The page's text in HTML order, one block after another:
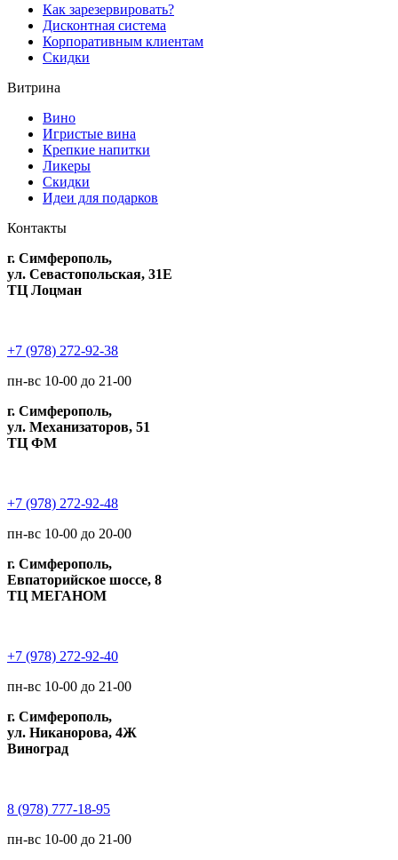
Как зарезервировать?
Дисконтная система
Корпоративным клиентам
Скидки
Витрина
Вино
Игристые вина
Крепкие напитки
Ликеры
Скидки
Идеи для подарков
Контакты
г. Симферополь,
ул. Севастопольская, 31Е
ТЦ Лоцман
+7 (978) 272-92-38
пн-вс 10-00 до 21-00
г. Симферополь,
ул. Механизаторов, 51
ТЦ ФМ
+7 (978) 272-92-48
пн-вс 10-00 до 20-00
г. Симферополь,
Евпаторийское шоссе, 8
ТЦ МЕГАНОМ
+7 (978) 272-92-40
пн-вс 10-00 до 21-00
г. Симферополь,
ул. Никанорова, 4Ж
Виноград
8 (978) 777-18-95
пн-вс 10-00 до 21-00